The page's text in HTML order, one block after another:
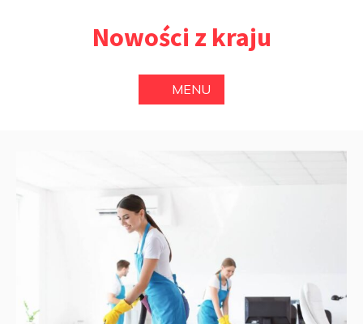
Nowości z kraju
MENU